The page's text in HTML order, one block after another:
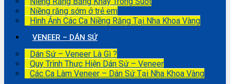
Niềng răng sớm ở trẻ em
Hình Ảnh Các Ca Niềng Răng Tại Nha Khoa Vàng
VENEER – DÁN SỨ
Dán Sứ – Veneer Là Gì ?
Quy Trình Thực Hiện Dán Sứ – Veneer
Các Ca Làm Veneer – Dán Sứ Tại Nha Khoa Vàng